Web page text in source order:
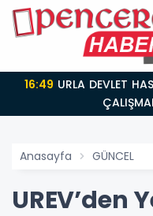
16:49
Anasayfa GÜNCEL
UREV’den